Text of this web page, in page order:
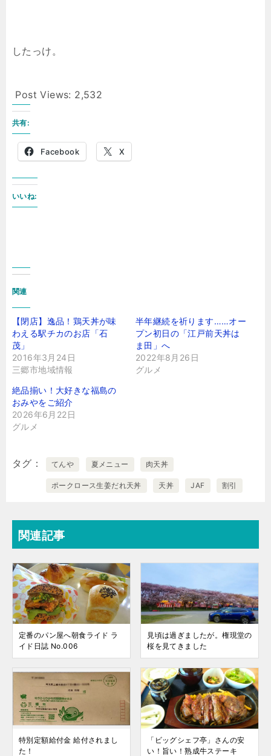
したっけ。
Post Views: 2,532
共有:
Facebook X
いいね:
関連
【閉店】逸品！鶏天丼が味
わえる駅チカのお店「石
茂」
2016年3月24日
三郷市地域情報
半年継続を祈ります……オー
プン初日の「江戸前天丼は
ま田」へ
2022年8月26日
グルメ
絶品揃い！大好きな福島の
おみやをご紹介
2026年6月22日
グルメ
タグ てんや 夏メニュー 肉天丼
ポークロース生姜だれ天丼 天丼 JAF 割引
関連記事
定番のパン屋へ朝食ライド ラ
イド日誌 No.006
見頃は過ぎましたが。権現堂の
桜を見てきました
特別定額給付金 給付されまし
た！
「ビッグシェフ亭」さんの安
い！旨い！熟成牛ステーキ